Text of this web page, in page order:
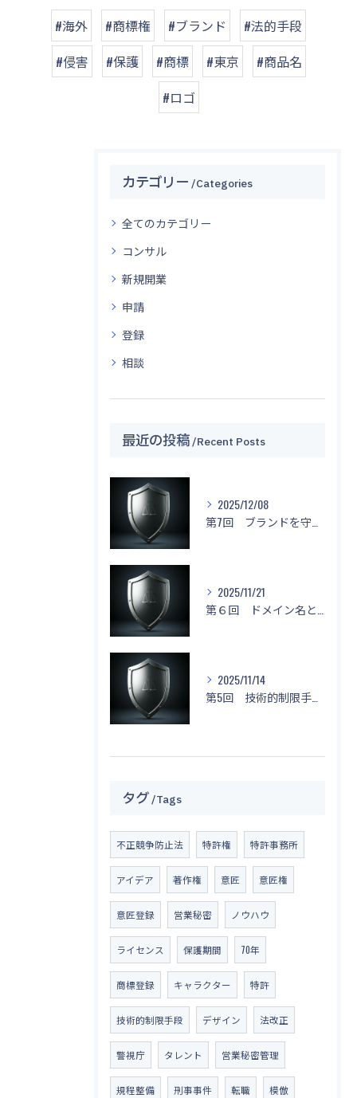
#海外 #商標権 #ブランド
#法的手段
#侵害
#保護 #商標 #東京
#商品名
#ロゴ
カテゴリー Categories
全てのカテゴリー
コンサル
新規開業
申請
登録
相談
最近の投稿 Recent Posts
2025/12/08
2025/11/21
2025/11/14
タグ Tags
不正競争防止法 特許権 特許事務所
アイデア 著作権 意匠 意匠権
意匠登録 営業秘密 ノウハウ
ライセンス 保護期間 70年
商標登録 キャラクター 特許
技術的制限手段 デザイン 法改正
警視庁 タレント 営業秘密管理
規程整備 刑事事件 転職 模倣